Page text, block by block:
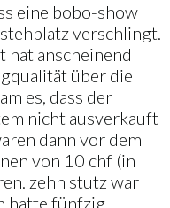
eine bobo-show
verschlingt.
hat anscheinend
über die
es, dass der
nicht ausverkauft
dann vor dem
von 10 chf (in
zehn stutz war
hatte fünfzig